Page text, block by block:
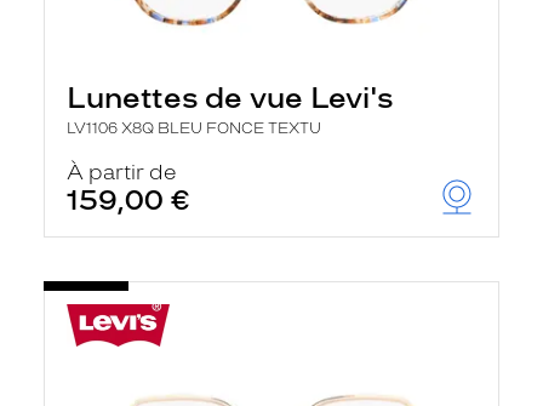
Lunettes de vue Levi's
LV1106 X8Q BLEU FONCE TEXTU
À partir de
159,00 €